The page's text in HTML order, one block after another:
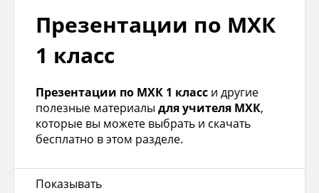
Презентации по МХК
1 класс
Презентации по МХК 1 класс и другие
полезные материалы для учителя МХК,
которые вы можете выбрать и скачать
бесплатно в этом разделе.
Показывать